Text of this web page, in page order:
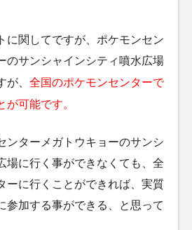
に関してですが、ポケモンセン
のサンシャインシティ噴水広場
が、 全国のポケモンセンターで
が可能です。
ンターメガトウキョーのサンシ
場に行く事ができなくても、全
ーに行くことができれば、実質
参加する事ができる、と思って